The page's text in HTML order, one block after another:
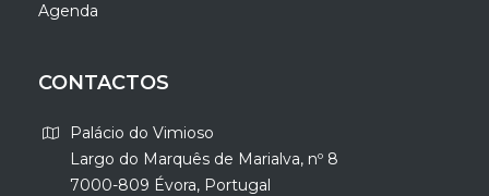
Agenda
CONTACTOS
Palácio do Vimioso
Largo do Marquês de Marialva, nº 8
7000-809 Évora, Portugal